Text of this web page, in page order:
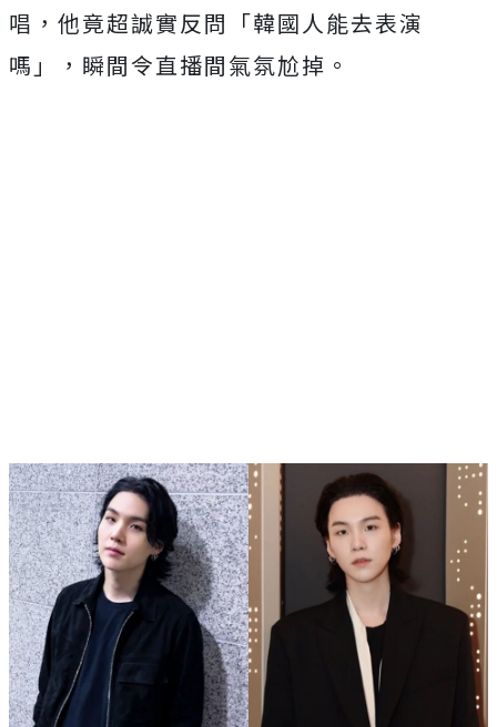
唱，他竟超誠實反問「韓國人能去表演
嗎」，瞬間令直播間氣氛尬掉。